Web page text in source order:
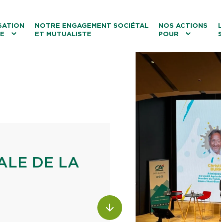
NOTRE ENGAGEMENT SOCIÉTAL
ET MUTUALISTE
NOS ACTIONS
POUR
Les transitions
La biodiversité
Les associations
DE LA
ALLER AU CONTENU